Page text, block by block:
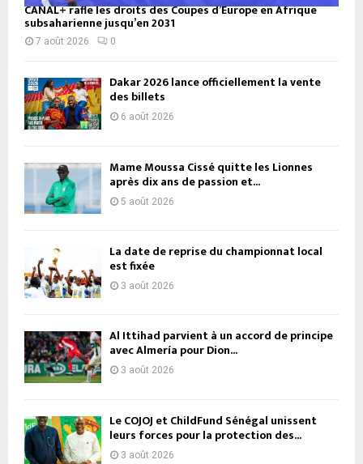
CANAL+ rafle les droits des Coupes d’Europe en Afrique
subsaharienne jusqu’en 2031
7 août 2026 0
Dakar 2026 lance officiellement la vente
des billets
6 août 2026
Mame Moussa Cissé quitte les Lionnes
après dix ans de passion et...
5 août 2026
La date de reprise du championnat local
est fixée
3 août 2026
Al Ittihad parvient à un accord de principe
avec Almería pour Dion...
3 août 2026
Le COJOJ et ChildFund Sénégal unissent
leurs forces pour la protection des...
3 août 2026